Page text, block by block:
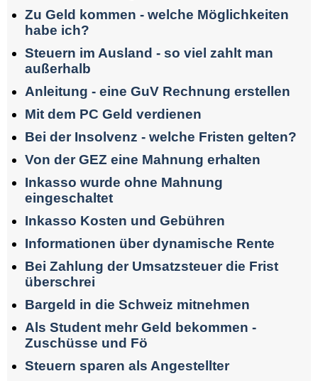
Zu Geld kommen - welche Möglichkeiten
habe ich?
Steuern im Ausland - so viel zahlt man
außerhalb
Anleitung - eine GuV Rechnung erstellen
Mit dem PC Geld verdienen
Bei der Insolvenz - welche Fristen gelten?
Von der GEZ eine Mahnung erhalten
Inkasso wurde ohne Mahnung
eingeschaltet
Inkasso Kosten und Gebühren
Informationen über dynamische Rente
Bei Zahlung der Umsatzsteuer die Frist
überschrei
Bargeld in die Schweiz mitnehmen
Als Student mehr Geld bekommen -
Zuschüsse und Fö
Steuern sparen als Angestellter